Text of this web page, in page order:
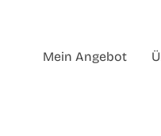
Mein Angebot